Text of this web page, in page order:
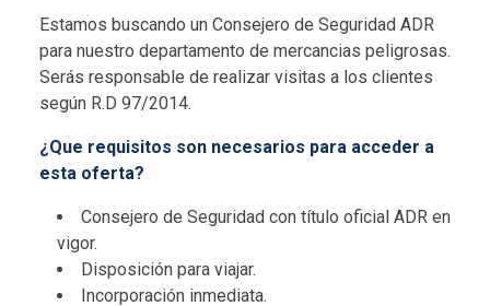
Estamos buscando un Consejero de Seguridad ADR
para nuestro departamento de mercancias peligrosas.
Serás responsable de realizar visitas a los clientes
según R.D 97/2014.
¿Que requisitos son necesarios para acceder a
esta oferta?
Consejero de Seguridad con título oficial ADR en
vigor.
Disposición para viajar.
Incorporación inmediata.